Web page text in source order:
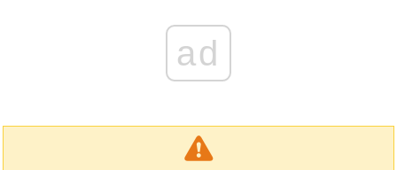
ad